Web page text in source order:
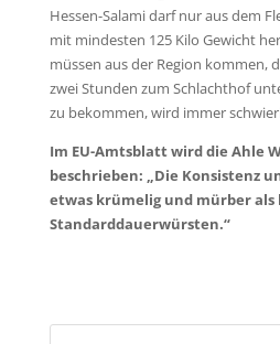
Hessen-Salami darf nur aus dem
mit mindesten 125 Kilo Gewicht
müssen aus der Region kommen,
zwei Stunden zum Schlachthof
zu bekommen, wird immer
Im EU-Amtsblatt wird die Ahle
beschrieben: „Die Konsistenz
etwas krümelig und mürber als
Standarddauerwürsten.“